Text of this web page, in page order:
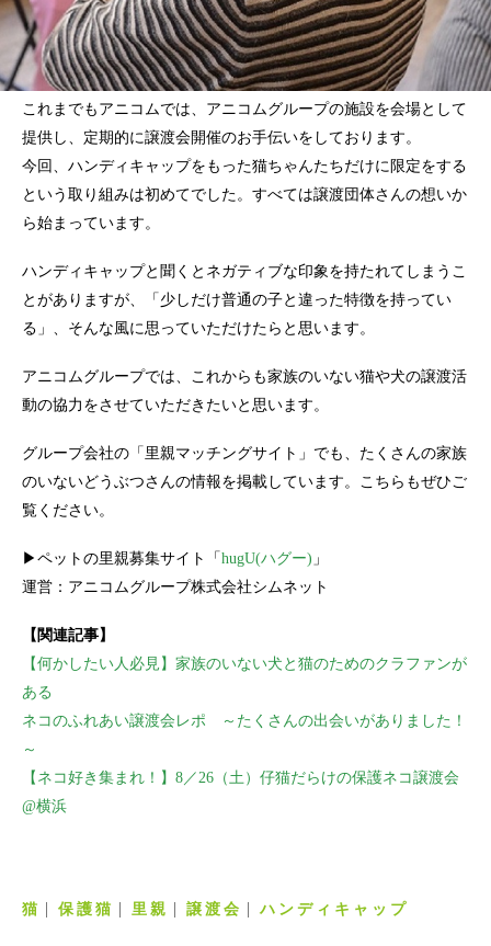
これまでもアニコムでは、アニコムグループの施設を会場として
提供し、定期的に譲渡会開催のお手伝いをしております。
今回、ハンディキャップをもった猫ちゃんたちだけに限定をする
という取り組みは初めてでした。すべては譲渡団体さんの想いか
ら始まっています。
ハンディキャップと聞くとネガティブな印象を持たれてしまうこ
とがありますが、「少しだけ普通の子と違った特徴を持ってい
る」、そんな風に思っていただけたらと思います。
アニコムグループでは、これからも家族のいない猫や犬の譲渡活
動の協力をさせていただきたいと思います。
グループ会社の「里親マッチングサイト」でも、たくさんの家族
のいないどうぶつさんの情報を掲載しています。こちらもぜひご
覧ください。
▶ペットの里親募集サイト「 hugU(ハグー) 」
運営：アニコムグループ株式会社シムネット
【関連記事】
【何かしたい人必見】家族のいない犬と猫のためのクラファンが
ある
ネコのふれあい譲渡会レポ ～たくさんの出会いがありました！
～
【ネコ好き集まれ！】8／26（土）仔猫だらけの保護ネコ譲渡会
@横浜
猫 保護猫 里親 譲渡会 ハンディキャップ